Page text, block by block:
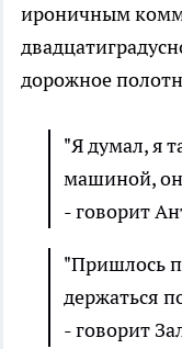
ироничным
дорожное
"Я думал, я
машиной,
- говорит
"Пришлось
держаться
- говорит